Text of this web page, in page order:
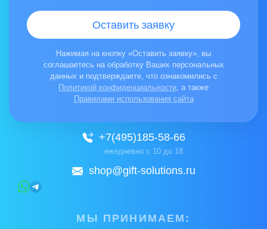
+7(495)185-58-66
ежедневно с 10 до 18
shop@gift-solutions.ru
МЫ ПРИНИМАЕМ:
Оставить заявку
Нажимая на кнопку «Оставить заявку», вы
соглашаетесь на обработку Ваших персональных
данных и подтверждаете, что ознакомились с
Политикой конфиденциальности, а также
Правилами использования сайта
Нажимая на кнопку «Отправить отзыв», вы соглашаетесь на